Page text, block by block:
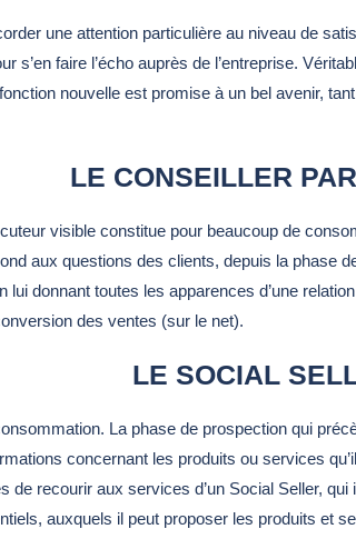
une attention particulière au niveau de
s’en faire l’écho auprès de l’entreprise.
nouvelle est promise à un bel avenir,
LE CONSEILLER
visible constitue pour beaucoup de
aux questions des clients, depuis la phase
lui donnant toutes les apparences d’une
des ventes (sur le net).
LE SOCIAL
La phase de prospection qui
concernant les produits ou services
de recourir aux services d’un Social Seller,
auxquels il peut proposer les produits et